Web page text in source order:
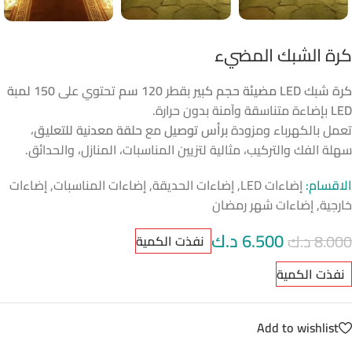
كرة الشبك المضيء
كرة شبك LED مضيئة حجم كبير بقطر120 سم تحتوي على
150 لمبة
LED بإضاءة متناسقة وآمنة بدون حرارة.
تعمل بالكهرباء ومزودةبرأس توصيلمعحلقة معدنية للتعليق،
سهلة الفك والتركيب، مثالية لتزيين المناسبات، المنازل، والحدائق.
الاقسام:إضاءات LED ,إضاءات الحديقة,إضاءات المناسبات,إضاءات
خارجية,إضاءات شهر رمضان
8.000د.ك6.500د.ك نفذت الكمية
نفذت الكمية
Add to wishlist